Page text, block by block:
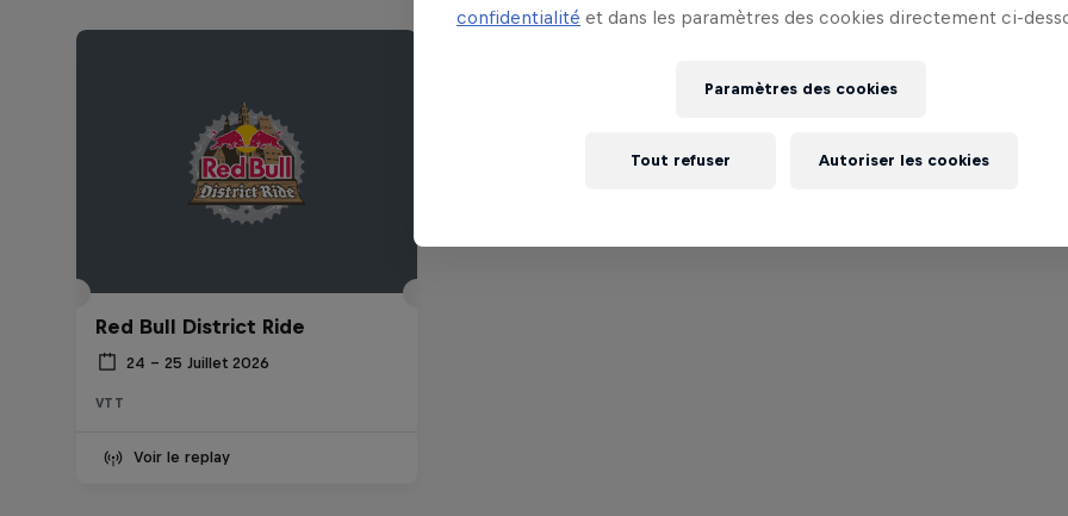
Red Bull District Ride
24 – 25 Juillet 2026
VTT
Voir le replay
confidentialité et dans les paramètres des cookies directement ci-
Paramètres des cookies
Tout refuser Autoriser les cookies